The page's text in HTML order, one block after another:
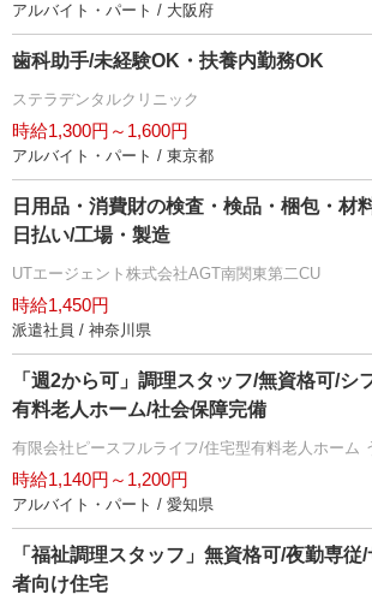
アルバイト・パート / 大阪府
歯科助手/未経験OK・扶養内勤務OK
ステラデンタルクリニック
時給1,300円～1,600円
アルバイト・パート / 東京都
日用品・消費財の検査・検品・梱包・材
日払い/工場・製造
UTエージェント株式会社AGT南関東第二CU
時給1,450円
派遣社員 / 神奈川県
「週2から可」調理スタッフ/無資格可/シ
有料老人ホーム/社会保障完備
有限会社ピースフルライフ/住宅型有料老人ホーム
時給1,140円～1,200円
アルバイト・パート / 愛知県
「福祉調理スタッフ」無資格可/夜勤専
者向け住宅